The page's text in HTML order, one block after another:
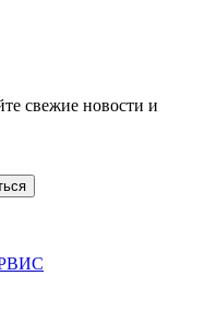
свежие новости и